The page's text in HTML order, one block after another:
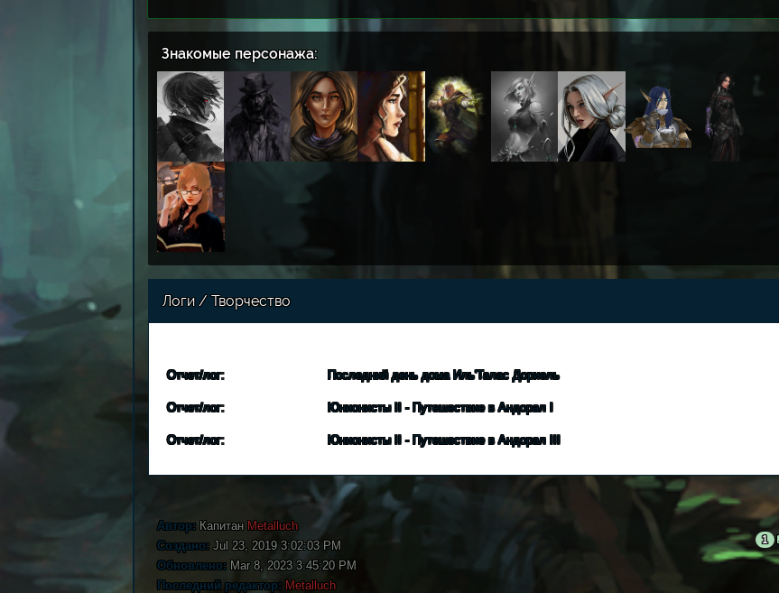
Знакомые персонажа:
Логи / Творчество
Отчет/лог: Последний день дома Иль'Талас Дориель
Отчет/лог: Юнионисты II - Путешествие в Андорал I
Отчет/лог: Юнионисты II - Путешествие в Андорал III
Автор: Капитан Metalluch
Создано: Jul 23, 2019 3:02:03 PM
Обновлено: Mar 8, 2023 3:45:20 PM
Последний редактор: Metalluch
1